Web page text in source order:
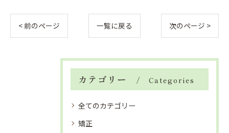
< 前のページ 一覧に戻る 次のページ >
カテゴリー Categories
全てのカテゴリー
矯正